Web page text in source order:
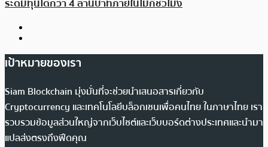
ระดมทุนได้กว่า 4 ล้านบาทภายในไม่กี่ชั่วโมง
เป้าหมายของเรา
Siam Blockchain มุ่งมั่นที่จะช่วยนำเสนอสารเกี่ยวกับ
Cryptocurrency และเทคโนโลยีบล็อกเชนเพื่อคนไทย ในภาษาไทย เรา
รวบรวมข้อมูลส่วนใหญ่จากเว็บไซต์และเว็บบอร์ดต่างประเทศและนำมา
แปลส่งตรงถึงฟีดคุณ